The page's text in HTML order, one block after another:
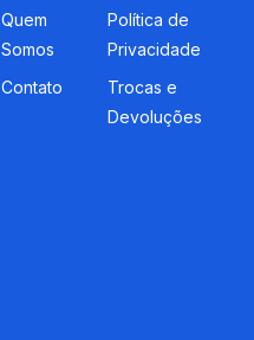
Quem
Somos
Contato
Política de
Privacidade
Trocas e
Devoluções